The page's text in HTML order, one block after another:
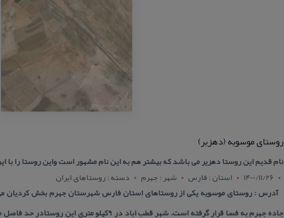
روستای موسویه (دهزیر)
نام قدیم این روستا دهزیر می باشد كه بیشتر هم به این نام مشهور است واین روستا را با
1400/11/26
استان : فارس شهر : جهرم
دسته : روستاهای ایران